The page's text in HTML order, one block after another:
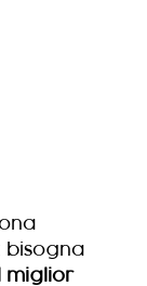
bisogna
miglior